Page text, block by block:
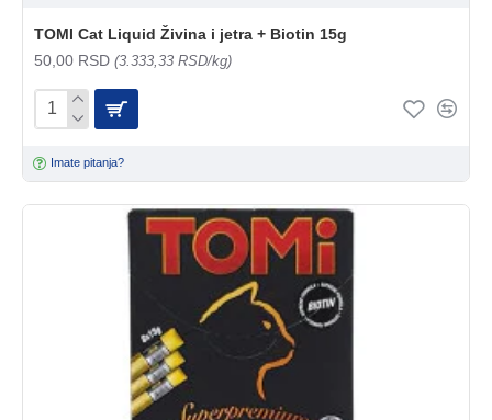
TOMI Cat Liquid Živina i jetra + Biotin 15g
50,00 RSD (3.333,33 RSD/kg)
Imate pitanja?